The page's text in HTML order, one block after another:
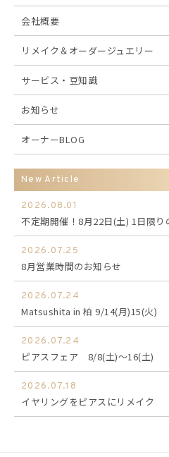
会社概要
リメイク＆オーダージュエリー
サービス・豆知識
お知らせ
オーナーBLOG
New Article
2026.08.01
不定期開催！8月22日(土) 1日限り
2026.07.25
8月営業時間のお知らせ
2026.07.24
Matsushita in 柏 9/14(月)15(火)
2026.07.24
ピアスフェア 8/8(土)～16(土)
2026.07.18
イヤリングをピアスにリメイク